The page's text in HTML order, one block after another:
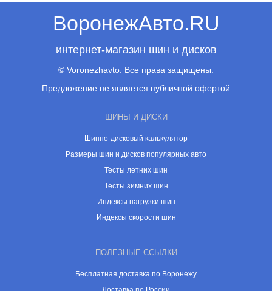
ВоронежАвто.RU
интернет-магазин шин и дисков
© Voronezhavto. Все права защищены.
Предложение не является публичной офертой
ШИНЫ И ДИСКИ
Шинно-дисковый калькулятор
Размеры шин и дисков популярных авто
Тесты летних шин
Тесты зимних шин
Индексы нагрузки шин
Индексы скорости шин
ПОЛЕЗНЫЕ ССЫЛКИ
Бесплатная доставка по Воронежу